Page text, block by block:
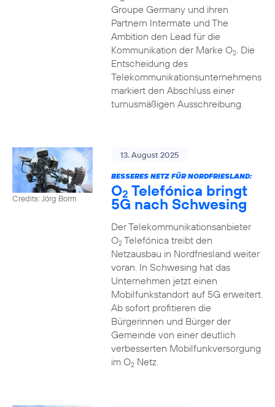
Groupe Germany und ihren
Partnern Intermate und The
Ambition den Lead für die
Kommunikation der Marke O2. Die
Entscheidung des
Telekommunikationsunternehmens
markiert den Abschluss einer
turnusmäßigen Ausschreibung.
Credits: Jörg Borm
13. August 2025
BESSERES NETZ FÜR NORDFRIESLAND:
O2 Telefónica bringt
5G nach Schwesing
Der Telekommunikationsanbieter
O2Telefónica treibt den
Netzausbau in Nordfriesland weiter
voran. In Schwesing hat das
Unternehmen jetzt einen
Mobilfunkstandort auf 5G erweitert.
Ab sofort profitieren die
Bürgerinnen und Bürger der
Gemeinde von einer deutlich
verbesserten Mobilfunkversorgung
im O2Netz.